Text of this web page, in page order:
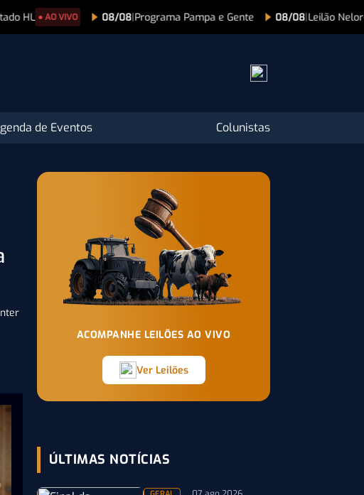
|Programa Pampa e Gente 08/08 Leilão Nelore Pintado HL 08/08|
de Eventos Colunistas
ACOMPANHE LEILÕES AO VIVO
Ver Leilões
ÚLTIMAS NOTÍCIAS